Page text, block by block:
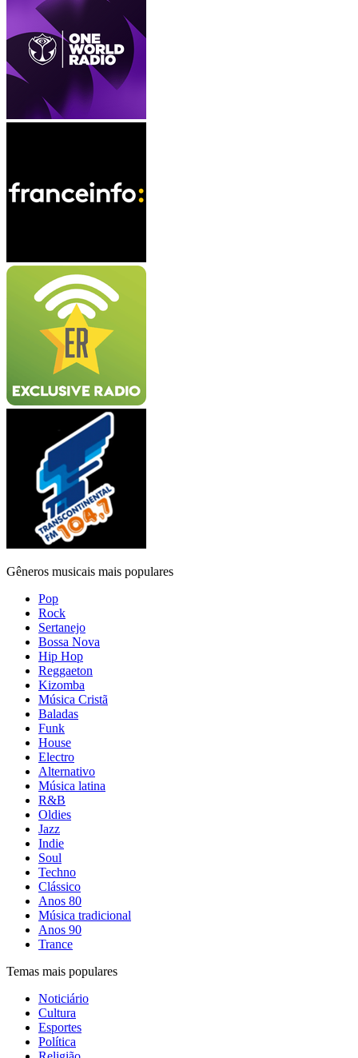
Gêneros musicais mais populares
Pop
Rock
Sertanejo
Bossa Nova
Hip Hop
Reggaeton
Kizomba
Música Cristã
Baladas
Funk
House
Electro
Alternativo
Música latina
R&B
Oldies
Jazz
Indie
Soul
Techno
Clássico
Anos 80
Música tradicional
Anos 90
Trance
Temas mais populares
Noticiário
Cultura
Esportes
Política